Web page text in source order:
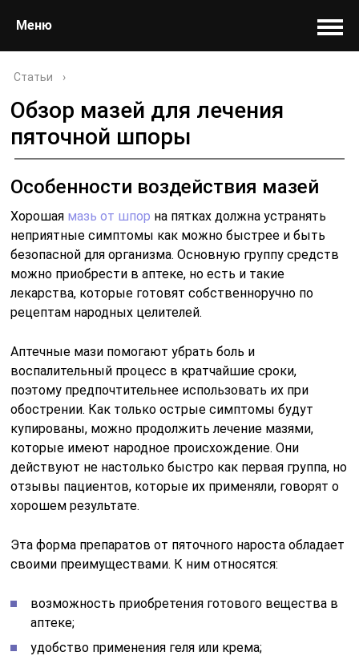
Меню
Статьи ›
Обзор мазей для лечения
пяточной шпоры
Особенности воздействия мазей
Хорошая мазь от шпор на пятках должна устранять
неприятные симптомы как можно быстрее и быть
безопасной для организма. Основную группу средств
можно приобрести в аптеке, но есть и такие
лекарства, которые готовят собственноручно по
рецептам народных целителей.
Аптечные мази помогают убрать боль и
воспалительный процесс в кратчайшие сроки,
поэтому предпочтительнее использовать их при
обострении. Как только острые симптомы будут
купированы, можно продолжить лечение мазями,
которые имеют народное происхождение. Они
действуют не настолько быстро как первая группа, но
отзывы пациентов, которые их применяли, говорят о
хорошем результате.
Эта форма препаратов от пяточного нароста обладает
своими преимуществами. К ним относятся:
возможность приобретения готового вещества в
аптеке;
удобство применения геля или крема;